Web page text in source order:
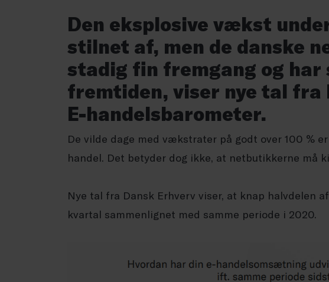
Den eksplosive vækst
stilnet af, men de danske
stadig fin fremgang og har
fremtiden, viser nye tal fra
E-handelsbarometer.
De vilde dage med vækstrater på godt over 100 %
handel. Det betyder dog ikke, at netbutikkerne må
Nye tal fra Dansk Erhverv viser, at knap halvdelen
kvartal sammenlignet med samme periode i 2020.